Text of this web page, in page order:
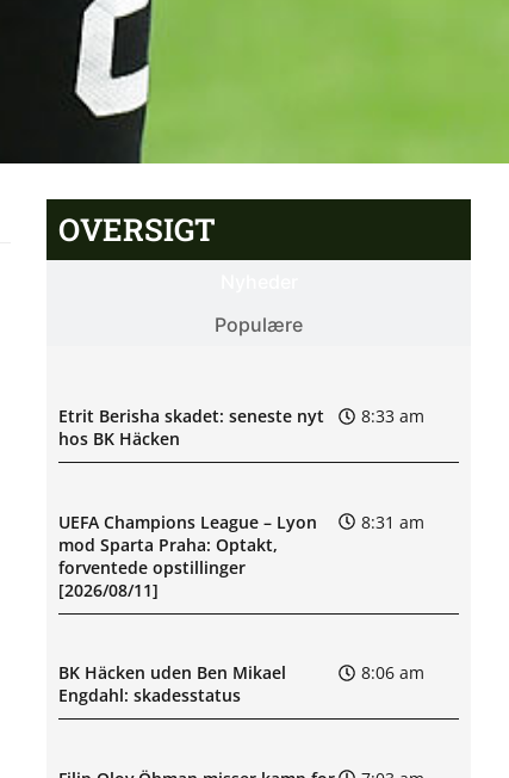
OVERSIGT
Populære
Etrit Berisha skadet: seneste nyt
hos BK Häcken
8:33 am
UEFA Champions League – Lyon
mod Sparta Praha: Optakt,
forventede opstillinger
[2026/08/11]
8:31 am
BK Häcken uden Ben Mikael
Engdahl: skadesstatus
8:06 am